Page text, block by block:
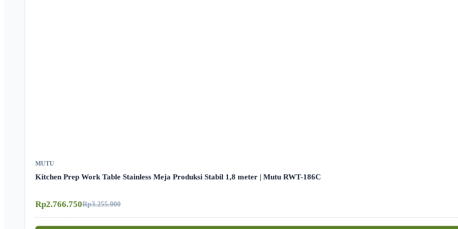
MUTU
Kitchen Prep Work Table Stainless Meja Produksi Stabil 1,8 meter | Mutu RWT-186C
Rp2.766.750Rp3.255.000